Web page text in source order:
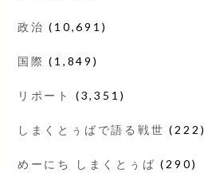
政治 (10,691)
国際 (1,849)
リポート (3,351)
しまくとぅばで語る戦世 (222)
めーにち しまくとぅば (290)